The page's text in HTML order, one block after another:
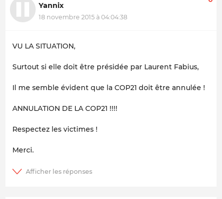
Yannix
18 novembre 2015 à 04:04:38
VU LA SITUATION,
Surtout si elle doit être présidée par Laurent Fabius,
Il me semble évident que la COP21 doit être annulée !
ANNULATION DE LA COP21 !!!!
Respectez les victimes !
Merci.